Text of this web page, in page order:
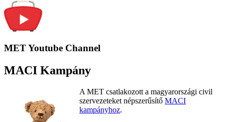
MET Youtube Channel
MACI Kampány
A MET csatlakozott a magyarországi civil
szervezeteket népszerűsítő MACI
kampányhoz.